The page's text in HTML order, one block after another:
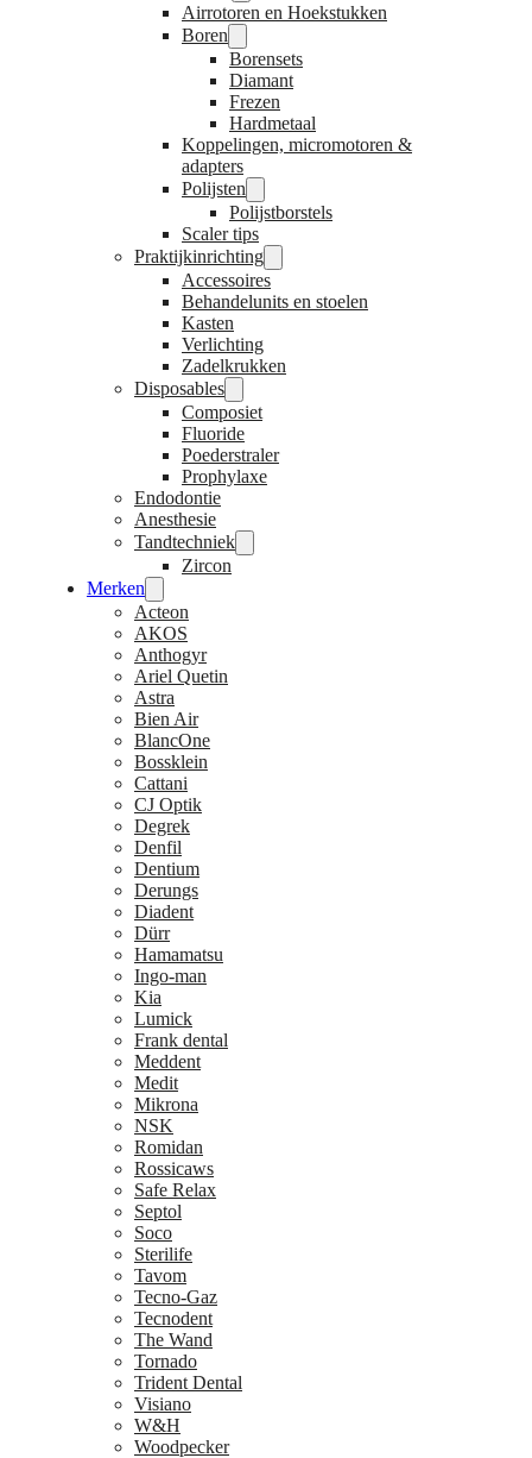
Airrotoren en Hoekstukken
Boren
Borensets
Diamant
Frezen
Hardmetaal
Koppelingen, micromotoren &
adapters
Polijsten
Polijstborstels
Scaler tips
Praktijkinrichting
Accessoires
Behandelunits en stoelen
Kasten
Verlichting
Zadelkrukken
Disposables
Composiet
Fluoride
Poederstraler
Prophylaxe
Endodontie
Anesthesie
Tandtechniek
Zircon
Merken
Acteon
AKOS
Anthogyr
Ariel Quetin
Astra
Bien Air
BlancOne
Bossklein
Cattani
CJ Optik
Degrek
Denfil
Dentium
Derungs
Diadent
Dürr
Hamamatsu
Ingo-man
Kia
Lumick
Frank dental
Meddent
Medit
Mikrona
NSK
Romidan
Rossicaws
Safe Relax
Septol
Soco
Sterilife
Tavom
Tecno-Gaz
Tecnodent
The Wand
Tornado
Trident Dental
Visiano
W&H
Woodpecker